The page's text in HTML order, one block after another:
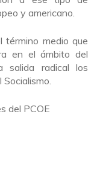
y americano.
término medio que
en el ámbito del
salida radical los
del PCOE